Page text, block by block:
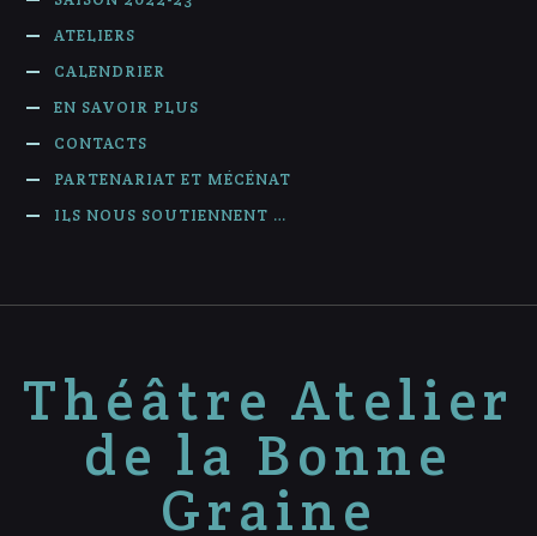
ATELIERS
CALENDRIER
EN SAVOIR PLUS
CONTACTS
PARTENARIAT ET MÉCÉNAT
ILS NOUS SOUTIENNENT …
Théâtre Atelier
de la Bonne
Graine